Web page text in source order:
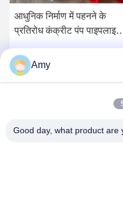
आधुनिक निर्माण में पहनने के
प्रतिरोध कंक्रीट पंप पाइपलाइन
सर्वोत्तम मूल्य प्राप्त करें
Amy
Good day, what product are